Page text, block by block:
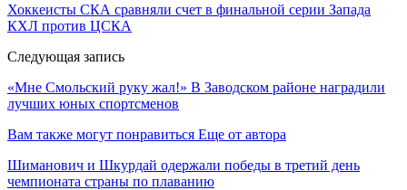
Хоккеисты СКА сравняли счет в финальной серии Запада
КХЛ против ЦСКА
Следующая запись
«Мне Смольский руку жал!» В Заводском районе наградили
лучших юных спортсменов
Вам также могут понравиться Еще от автора
Шиманович и Шкурдай одержали победы в третий день
чемпионата страны по плаванию